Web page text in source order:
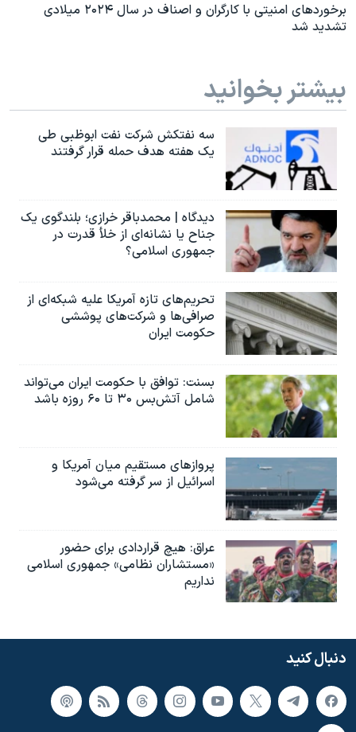
برخوردهای امنیتی با کارگران و اصناف در سال ۲۰۲۴ میلادی
تشدید شد
بیشتر بخوانید
سه نفتکش شرکت نفت ابوظبی طی
یک هفته هدف حمله قرار گرفتند
دیدگاه | محمدباقر خرازی؛ بلندگوی یک
جناح یا نشانه‌ای از خلأ قدرت در
جمهوری اسلامی؟
تحریم‌های تازه آمریکا علیه شبکه‌ای از
صرافی‌ها و شرکت‌های پوششی
حکومت ایران
بسنت: توافق با حکومت ایران می‌تواند
شامل آتش‌بس ۳۰ تا ۶۰ روزه باشد
پروازهای مستقیم میان آمریکا و
اسرائیل از سر گرفته می‌شود
عراق: هیچ قراردادی برای حضور
«مستشاران نظامی» جمهوری اسلامی
نداریم
دنبال کنید